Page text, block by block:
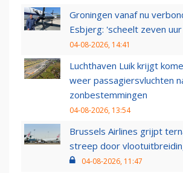
Groningen vanaf nu
Esbjerg: 'scheelt zeven
04-08-2026, 14:41
Luchthaven Luik krijgt
weer passagiersvluchten
zonbestemmingen
04-08-2026, 13:54
Brussels Airlines grijpt
streep door
04-08-2026, 11:47